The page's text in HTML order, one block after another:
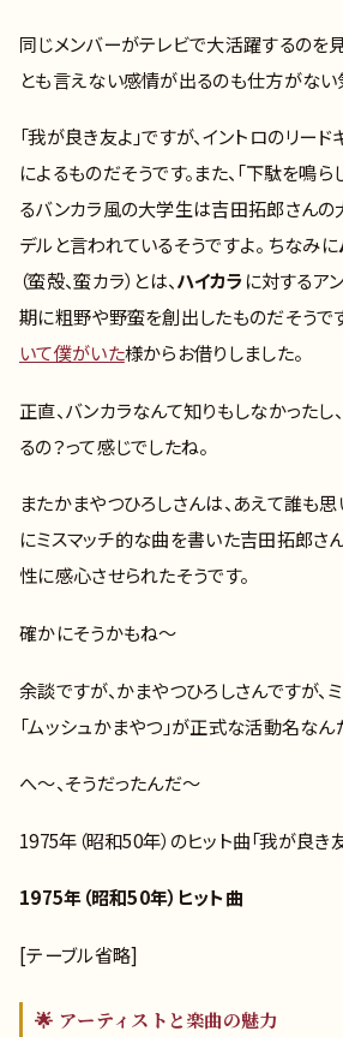
同じメンバーがテレビで大活躍するのを
とも言えない感情が出るのも仕方がな
「我が良き友よ」ですが、イントロのリー
によるものだそうです。また、「下駄を鳴
るバンカラ風の大学生は吉田拓郎さん
デルと言われているそうですよ。 ちなみに
（蛮殻、蛮カラ）とは、ハイカラに対するア
期に粗野や野蛮を創出したものだそうで
いて僕がいた様からお借りしました。
正直、バンカラなんて知りもしなかった
るの？って感じでしたね。
またかまやつひろしさんは、あえて誰も
にミスマッチ的な曲を書いた吉田拓郎
性に感心させられたそうです。
確かにそうかもね～
余談ですが、かまやつひろしさんですが、
「ムッシュかまやつ」が正式な活動名なん
へ～、そうだったんだ～
1975年（昭和50年）のヒット曲「我が良き
1975年（昭和50年）ヒット曲
[テーブル省略]
🌟 アーティストと楽曲の魅力